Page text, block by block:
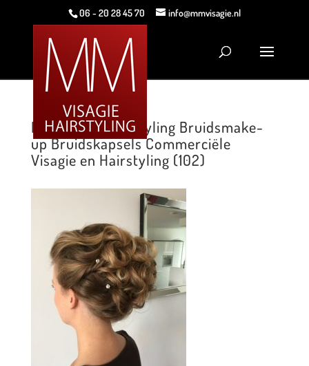
06 - 20 28 45 70 info@mmvisagie.nl
MM Visagie Hairstyling Bruidsmake-
up Bruidskapsels Commerciële
Visagie en Hairstyling (102)